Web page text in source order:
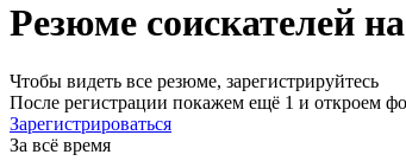
Резюме соискателей
Чтобы видеть все резюме, зарегистрируйтесь
После регистрации покажем ещё 1 и откроем
Зарегистрироваться
За всё время